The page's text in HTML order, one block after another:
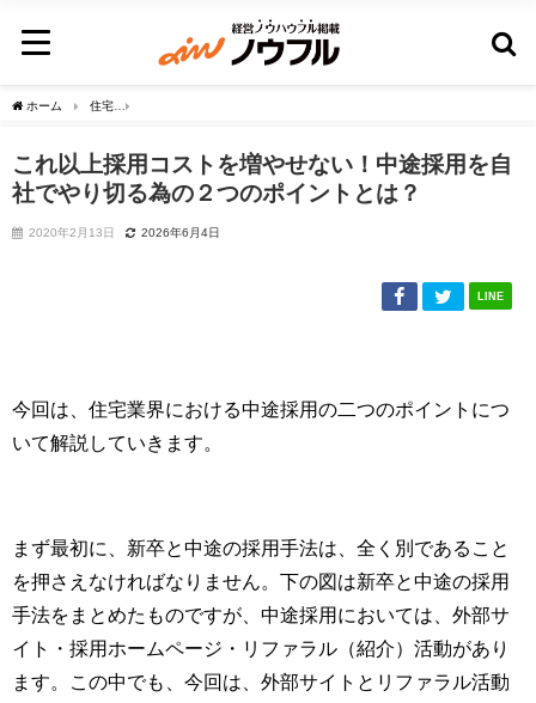
ホーム 住宅
これ以上採用コストを増やせない！中途採用を自
社でやり切る為の２つのポイントとは？
2020年2月13日 2026年6月4日
LINE
今回は、住宅業界における中途採用の二つのポイントにつ
いて解説していきます。
まず最初に、新卒と中途の採用手法は、全く別であること
を押さえなければなりません。下の図は新卒と中途の採用
手法をまとめたものですが、中途採用においては、外部サ
イト・採用ホームページ・リファラル（紹介）活動があり
ます。この中でも、今回は、外部サイトとリファラル活動